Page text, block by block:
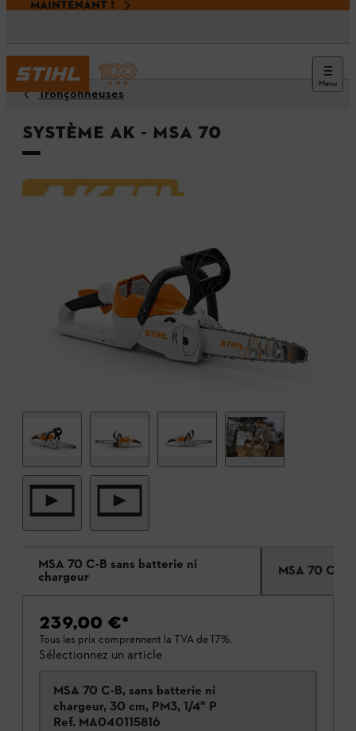
MAINTENANT !
Menu
Tronçonneuses
Système AK - MSA 70
MSA 70 C-B sans batterie ni
chargeur MSA 70 C-B
239,00 €*
Tous les prix comprennent la TVA de 17%.
Sélectionnez un article
MSA 70 C-B, sans batterie ni
chargeur, 30 cm, PM3, 1/4" P
Ref. MA040115816